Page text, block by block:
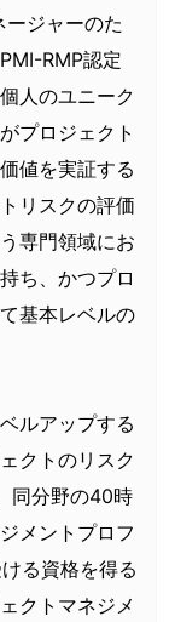
ジャーのた
RMP認定
人のユニーク
プロジェクト
値を実証する
リスクの評価
専門領域にお
ち、かつプロ
基本レベルの
ルアップする
クトのリスク
同分野の40時
メントプロフ
る資格を得る
クトマネジメ